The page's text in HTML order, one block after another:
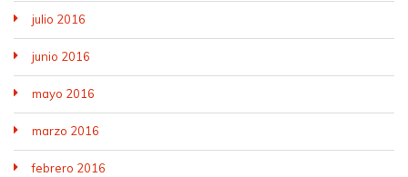
julio 2016
junio 2016
mayo 2016
marzo 2016
febrero 2016